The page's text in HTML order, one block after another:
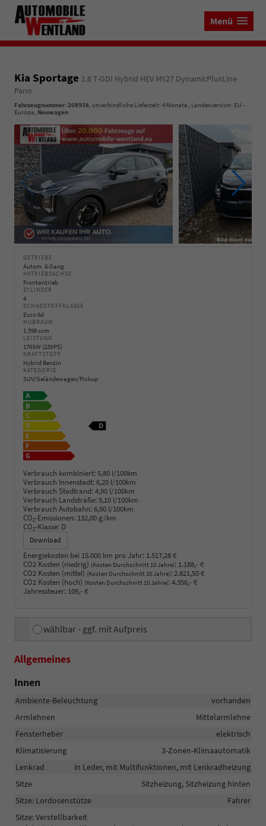
Menü
Kia Sportage 1.6 T-GDI Hybrid HEV MY27 DynamicPlusLine
Pano
Fahrzeugnummer: 208938, unverbindliche Lieferzeit: 4 Monate , Landesversion: EU -
Europa, Neuwagen
GETRIEBE
Autom. 6-Gang
ANTRIEBSACHSE
Frontantrieb
ZYLINDER
4
SCHADSTOFFKLASSE
Euro 6d
HUBRAUM
1.598 ccm
LEISTUNG
176 kW (239 PS)
KRAFTSTOFF
Hybrid Benzin
KATEGORIE
SUV/Geländewagen/Pickup
Verbrauch kombiniert: 5,80 l/100km
Verbrauch Innenstadt: 6,20 l/100km
Verbrauch Stadtrand: 4,90 l/100km
Verbrauch Landstraße: 5,10 l/100km
Verbrauch Autobahn: 6,90 l/100km
CO2-Emissionen: 132,00 g/km
CO2-Klasse: D
Download
Energiekosten bei 15.000 km pro Jahr: 1.517,28 €
CO2 Kosten (niedrig) (Kosten Durchschnitt 10 Jahre): 1.188,- €
CO2 Kosten (mittel) (Kosten Durchschnitt 10 Jahre): 2.821,50 €
CO2 Kosten (hoch) (Kosten Durchschnitt 10 Jahre): 4.356,- €
Jahressteuer: 109,- €
wählbar - ggf. mit Aufpreis
Allgemeines
Innen
Ambiente-Beleuchtung
vorhanden
Armlehnen
Mittelarmlehne
Fensterheber
elektrisch
Klimatisierung
3-Zonen-Klimaautomatik
Lenkrad
in Leder, mit Multifunktionen, mit Lenkradheizung
Sitze
Sitzheizung, Sitzheizung hinten
Sitze: Lordosenstütze
Fahrer
Sitze: Verstellbarkeit